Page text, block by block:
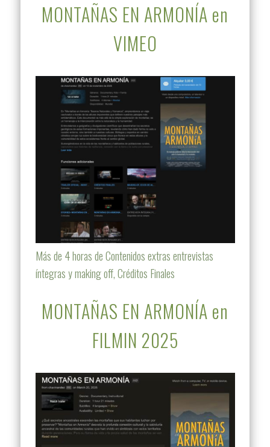
MONTAÑAS EN ARMONÍA en
VIMEO
Más de 4 horas de Contenidos extras entrevistas
íntegras y making off, Créditos Finales
MONTAÑAS EN ARMONÍA en
FILMIN 2025